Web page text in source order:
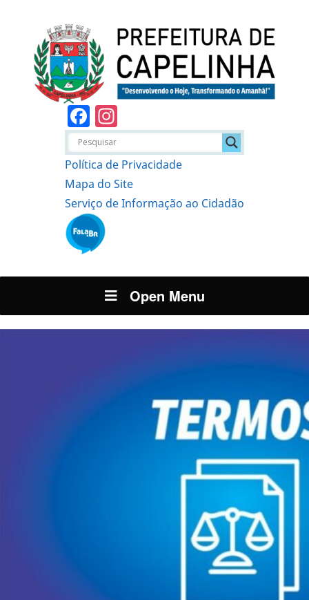
Facebook
Política de Privacidade
Mapa do Site
Serviço de Informação ao Cidadão
Open Menu